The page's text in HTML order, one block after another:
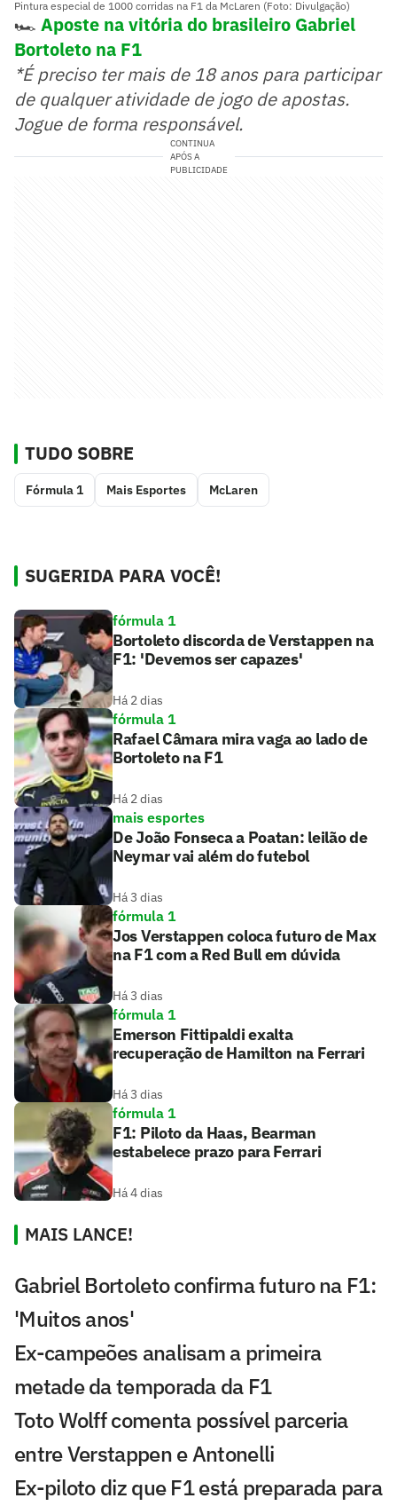
Pintura especial de 1000 corridas na F1 da McLaren (Foto: Divulgação)
🏎️ Aposte na vitória do brasileiro Gabriel
Bortoleto na F1
*É preciso ter mais de 18 anos para participar
de qualquer atividade de jogo de apostas.
Jogue de forma responsável.
CONTINUA
APÓS A
PUBLICIDADE
TUDO SOBRE
Fórmula 1 Mais Esportes McLaren
SUGERIDA PARA VOCÊ!
fórmula 1
Bortoleto discorda de Verstappen na
F1: 'Devemos ser capazes'
Há 2 dias
fórmula 1
Rafael Câmara mira vaga ao lado de
Bortoleto na F1
Há 2 dias
mais esportes
De João Fonseca a Poatan: leilão de
Neymar vai além do futebol
Há 3 dias
fórmula 1
Jos Verstappen coloca futuro de Max
na F1 com a Red Bull em dúvida
Há 3 dias
fórmula 1
Emerson Fittipaldi exalta
recuperação de Hamilton na Ferrari
Há 3 dias
fórmula 1
F1: Piloto da Haas, Bearman
estabelece prazo para Ferrari
Há 4 dias
MAIS LANCE!
Gabriel Bortoleto confirma futuro na F1:
'Muitos anos'
Ex-campeões analisam a primeira
metade da temporada da F1
Toto Wolff comenta possível parceria
entre Verstappen e Antonelli
Ex-piloto diz que F1 está preparada para